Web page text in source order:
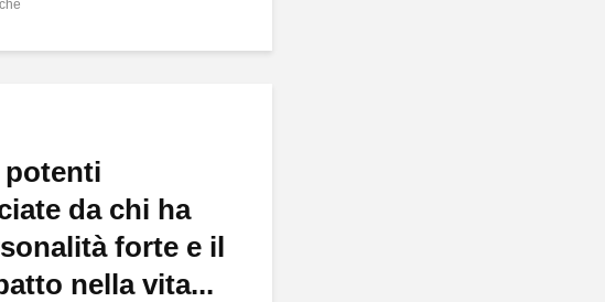
potenti
da chi ha
forte e il
nella vita...